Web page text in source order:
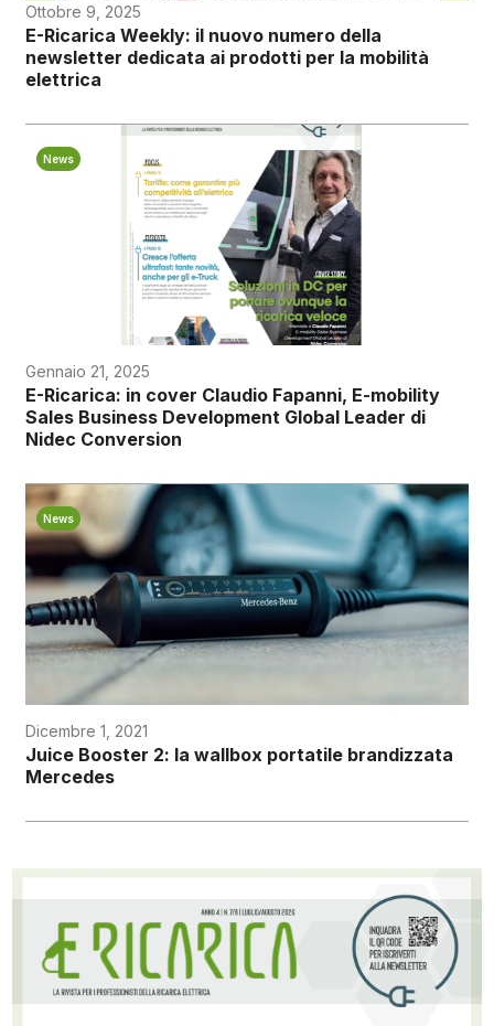
Ottobre 9, 2025
E-Ricarica Weekly: il nuovo numero della
newsletter dedicata ai prodotti per la mobilità
elettrica
News
Gennaio 21, 2025
E-Ricarica: in cover Claudio Fapanni, E-mobility
Sales Business Development Global Leader di
Nidec Conversion
News
Dicembre 1, 2021
Juice Booster 2: la wallbox portatile brandizzata
Mercedes